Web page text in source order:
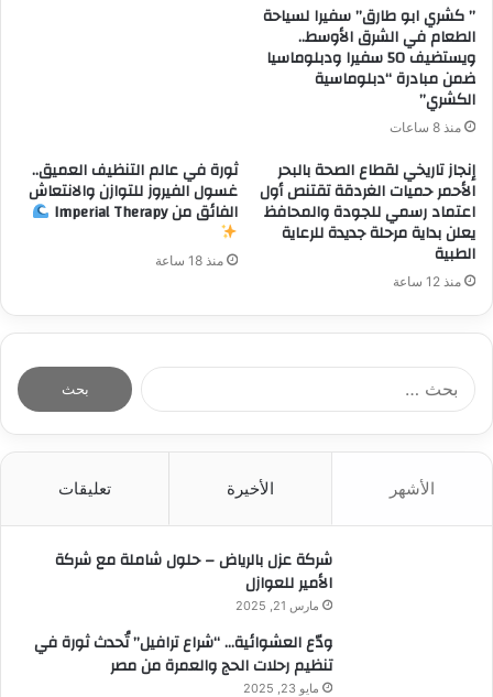
” كشري ابو طارق” سفيرا لسياحة
الطعام في الشرق الأوسط..
ويستضيف 50 سفيرا ودبلوماسيا
ضمن مبادرة “دبلوماسية
الكشري”
منذ 8 ساعات
إنجاز تاريخي لقطاع الصحة بالبحر
الأحمر حميات الغردقة تقتنص أول
اعتماد رسمي للجودة والمحافظ
يعلن بداية مرحلة جديدة للرعاية
الطبية
منذ 12 ساعة
ثورة في عالم التنظيف العميق..
غسول الفيروز للتوازن والانتعاش
الفائق من Imperial Therapy
منذ 18 ساعة
الأشهر الأخيرة تعليقات
شركة عزل بالرياض – حلول شاملة مع شركة
الأمير للعوازل
مارس 21, 2025
ودّع العشوائية… “شراع ترافيل” تُحدث ثورة في
تنظيم رحلات الحج والعمرة من مصر
مايو 23, 2025